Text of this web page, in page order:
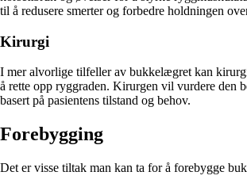
til å redusere smerter og forbedre holdningen
Kirurgi
I mer alvorlige tilfeller av bukkelægret kan
å rette opp ryggraden. Kirurgen vil vurdere den
basert på pasientens tilstand og behov.
Forebygging
Det er visse tiltak man kan ta for å forebygge